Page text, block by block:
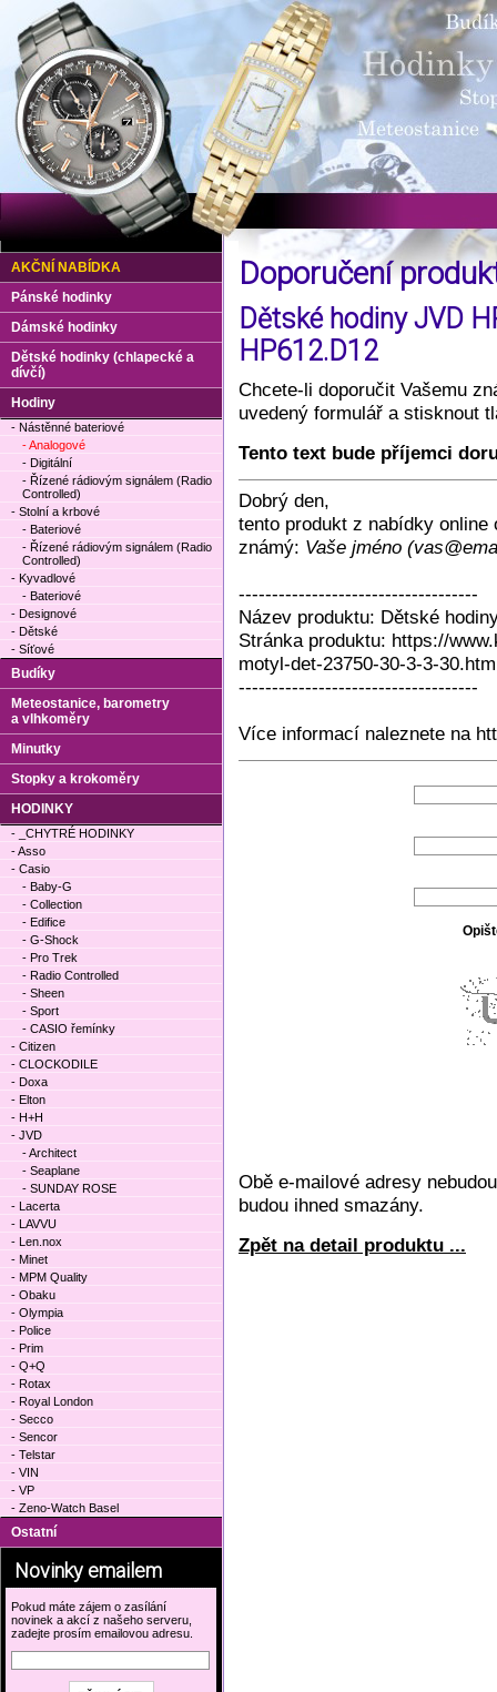
Doporučení
Dětské hodiny JVD
HP612.D12
Chcete-li doporučit Vašemu
uvedený formulář a stisknout
Tento text bude příjemci
Dobrý den,
tento produkt z nabídky online
známý: Vaše jméno
------------------------------------
Název produktu: Dětské
Stránka produktu: https://
motyl-det-23750-30-3-3-
------------------------------------
Více informací naleznete na
Obě e-mailové adresy
budou ihned smazány.
Zpět na detail produktu ...
AKČNÍ NABÍDKA
Pánské hodinky
Dámské hodinky
Dětské hodinky (chlapecké a
dívčí)
Hodiny
- Nástěnné bateriové
- Analogové
- Digitální
- Řízené rádiovým signálem (Radio
Controlled)
- Stolní a krbové
- Bateriové
- Řízené rádiovým signálem (Radio
Controlled)
- Kyvadlové
- Bateriové
- Designové
- Dětské
- Síťové
Budíky
Meteostanice, barometry
a vlhkoměry
Minutky
Stopky a krokoměry
HODINKY
- _CHYTRÉ HODINKY
- Asso
- Casio
- Baby-G
- Collection
- Edifice
- G-Shock
- Pro Trek
- Radio Controlled
- Sheen
- Sport
- CASIO řemínky
- Citizen
- CLOCKODILE
- Doxa
- Elton
- H+H
- JVD
- Architect
- Seaplane
- SUNDAY ROSE
- Lacerta
- LAVVU
- Len.nox
- Minet
- MPM Quality
- Obaku
- Olympia
- Police
- Prim
- Q+Q
- Rotax
- Royal London
- Secco
- Sencor
- Telstar
- VIN
- VP
- Zeno-Watch Basel
Ostatní
Novinky emailem
Pokud máte zájem o zasílání
novinek a akcí z našeho serveru,
zadejte prosím emailovou adresu.